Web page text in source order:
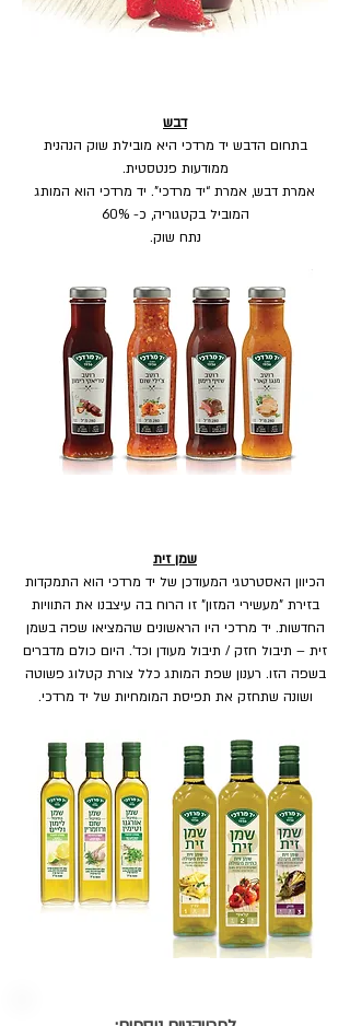
דבש
בתחום הדבש יד מרדכי היא מובילת שוק הנהנית
ממודעות פנטסטית.
אמרת דבש, אמרת “יד מרדכי". יד מרדכי הוא המותג
המוביל בקטגוריה, כ- 60%
נתח שוק.
שמן זית
הכיוון האסטרטגי המעודכן של יד מרדכי הוא התמקדות
בזירת "מעשירי המזון" זו הרוח בה עיצבנו את התוויות
החדשות. יד מרדכי היו הראשונים שהמציאו שפה בשמן
זית – תיבול חזק / תיבול מעודן וכד'. היום כולם מדברים
בשפה הזו. רענון שפת המותג כלל צורת קטלוג פשוטה
ושונה שתחזק את תפיסת המומחיות של יד מרדכי.